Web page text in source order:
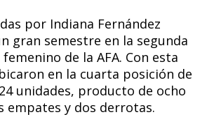
por Indiana Fernández
gran semestre en la segunda
de la AFA. Con esta
en la cuarta posición de
unidades, producto de ocho
empates y dos derrotas.